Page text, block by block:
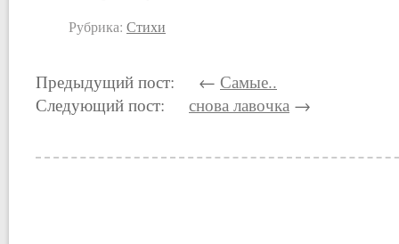
Рубрика: Стихи
Предыдущий пост: ← Самые..
Следующий пост: снова лавочка →